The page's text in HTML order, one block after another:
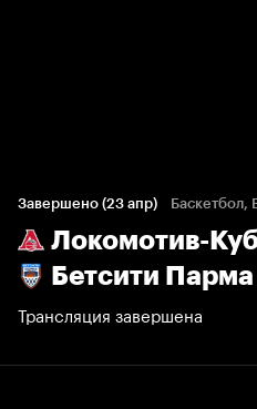
Завершено (23 апр) Баскетбол,
Локомотив-
Бетсити Парма
Трансляция завершена